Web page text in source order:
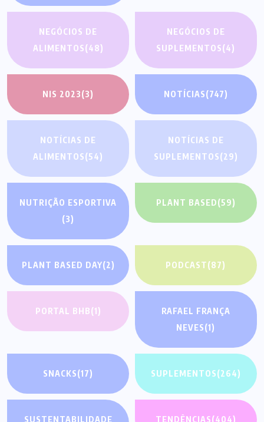
NEGÓCIOS DE
ALIMENTOS(48)
NEGÓCIOS DE
SUPLEMENTOS(4)
NIS 2023(3) NOTÍCIAS(747)
NOTÍCIAS DE
ALIMENTOS(54)
NOTÍCIAS DE
SUPLEMENTOS(29)
NUTRIÇÃO ESPORTIVA
(3)
PLANT BASED(59)
PLANT BASED DAY(2) PODCAST(87)
PORTAL BHB(1)
RAFAEL FRANÇA
NEVES(1)
SNACKS(17) SUPLEMENTOS(264)
SUSTENTABILIDADE
TENDÊNCIAS(404)